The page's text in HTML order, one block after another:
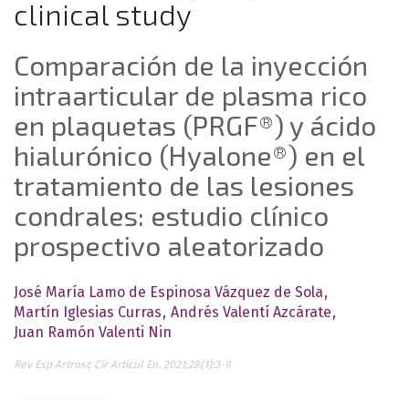
clinical study
Comparación de la inyección
intraarticular de plasma rico
en plaquetas (PRGF®) y ácido
hialurónico (Hyalone®) en el
tratamiento de las lesiones
condrales: estudio clínico
prospectivo aleatorizado
José María Lamo de Espinosa Vázquez de Sola
Martín Iglesias Curras Andrés Valentí Azcárate
Juan Ramón Valenti Nin
Rev Esp Artrosc Cir Articul En. 2021;28(1):3-9